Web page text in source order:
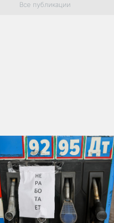
Все публикации